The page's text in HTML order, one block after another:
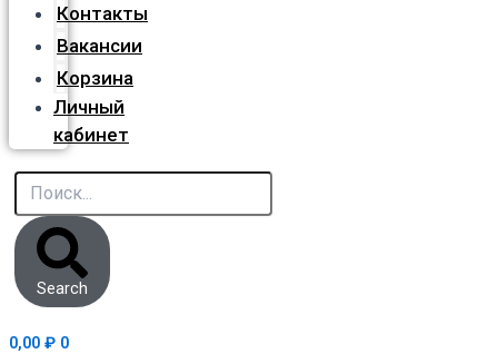
Контакты
Вакансии
Корзина
Личный
кабинет
Search
0,00 ₽ 0